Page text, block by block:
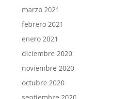
marzo 2021
febrero 2021
enero 2021
diciembre 2020
noviembre 2020
octubre 2020